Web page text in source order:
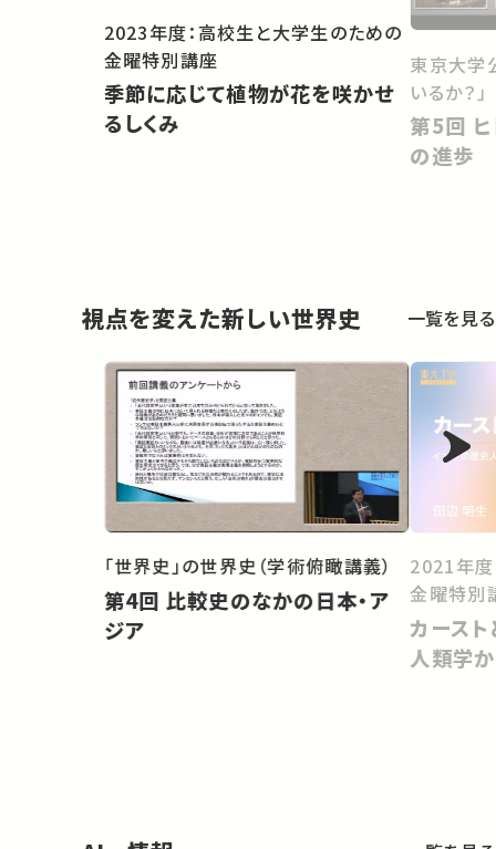
2023年度：高校生と大学生のための
金曜特別講座
季節に応じて植物が花を咲かせ
るしくみ
東京大学
いるか？」
第5回 ヒト進化から考える人間
の進歩
視点を変えた新しい世界史 一覧を見る
「世界史」の世界史（学術俯瞰講義）
第4回 比較史のなかの日本・ア
ジア
2021年度
金曜特別
カースト
人類学